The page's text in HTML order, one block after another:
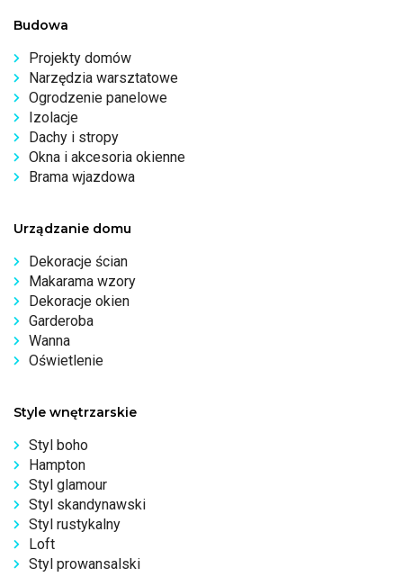
Budowa
Projekty domów
Narzędzia warsztatowe
Ogrodzenie panelowe
Izolacje
Dachy i stropy
Okna i akcesoria okienne
Brama wjazdowa
Urządzanie domu
Dekoracje ścian
Makarama wzory
Dekoracje okien
Garderoba
Wanna
Oświetlenie
Style wnętrzarskie
Styl boho
Hampton
Styl glamour
Styl skandynawski
Styl rustykalny
Loft
Styl prowansalski